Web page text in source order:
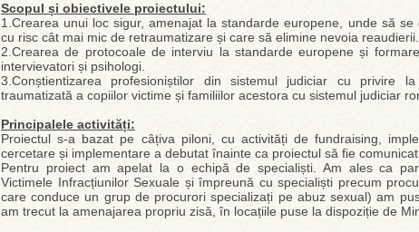
Scopul și obiectivele proiectului:
1.Crearea unui loc sigur, amenajat la standarde europene, unde să
cu risc cât mai mic de retraumatizare și care să elimine nevoia reaudierii.
2.Crearea de protocoale de interviu la standarde europene și
intervievatori și psihologi.
3.Conștientizarea profesioniștilor din sistemul judiciar cu privire
traumatizată a copiilor victime și familiilor acestora cu sistemul judiciar
Principalele activități:
Proiectul s-a bazat pe câțiva piloni, cu activități de fundraising,
cercetare și implementare a debutat înainte ca proiectul să fie
Pentru proiect am apelat la o echipă de specialiști. Am ales ca
Victimele Infracțiunilor Sexuale și împreună cu specialiști precum
care conduce un grup de procurori specializați pe abuz sexual) am
am trecut la amenajarea propriu zisă, în locațiile puse la dispoziție de